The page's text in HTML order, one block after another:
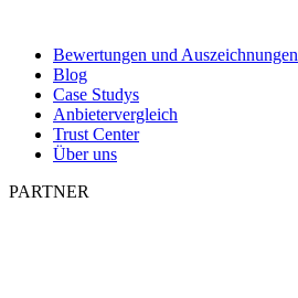
Bewertungen und Auszeichnungen
Blog
Case Studys
Anbietervergleich
Trust Center
Über uns
PARTNER